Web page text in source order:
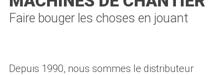
Faire bouger les choses en jouant
Depuis 1990, nous sommes le distributeur